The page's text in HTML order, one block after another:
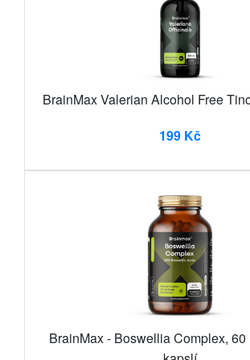
BrainMax Valerian Alcohol Free
199 Kč
BrainMax - Boswellia Complex, 60